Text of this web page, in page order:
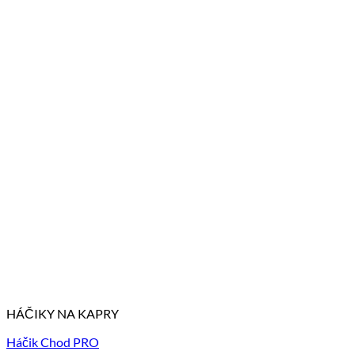
HÁČIKY NA KAPRY
Háčik Chod PRO